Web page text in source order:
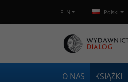
PLN Polski
O NAS KSIĄŻKI